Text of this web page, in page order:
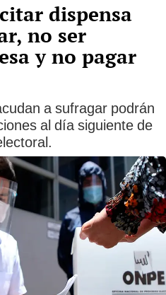
dispensa
no ser
y no pagar
a sufragar podrán
al día siguiente de